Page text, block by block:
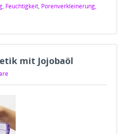
, Feuchtigkeit, Porenverkleinerung,
mit Jojobaöl